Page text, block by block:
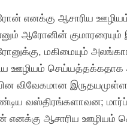
எனக்கு ஆசாரிய ஊழியம்
ஆரோனின் குமாரரையும்
மகிமையும்
ஊழியம் செய்யத்தக்கதாக
விவேகமான
வஸ்திரங்களாவன;
ஆசாரிய ஊழியம்